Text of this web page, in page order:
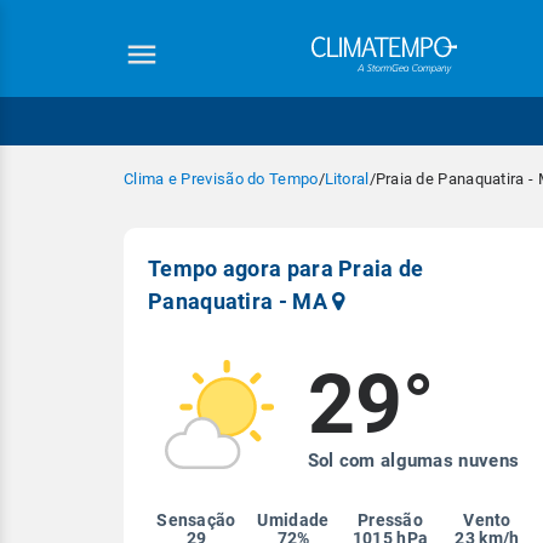
Clima e Previsão do Tempo/Litoral /Praia de Panaquatira -
Tempo agora para Praia de
Panaquatira - MA
29°
Sol com algumas nuvens
Sensação
29
Umidade
72%
Pressão
1015 hPa
Vento
23 km/h